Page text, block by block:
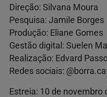
Direção: Silvana Moura
Pesquisa: Jamile Borges
Produção: Eliane Gomes
Gestão digital: Suelen
Realização: Edvard
Redes sociais:
Estreia: 10 de novembro